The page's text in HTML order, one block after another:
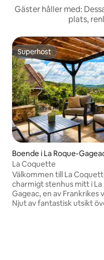
Gäster håller med:
plats,
Superhost
Superhost
Boende i La Roque-
La Coquette
Välkommen till La
charmigt stenhus mitt i La
Gageac, en av Frankrikes
Njut av fantastisk utsikt